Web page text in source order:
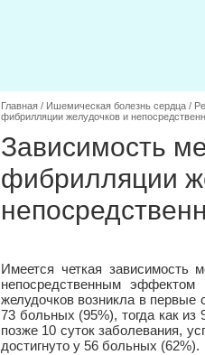
Главная / Ишемическая болезнь сердца /
фибрилляции желудочков и
Зависимость
фибрилляции
Имеется четкая зависимость
непосредственным
желудочков возникла в первые
73 больных (95%), тогда как
позже 10 суток заболевания,
достигнуто у 56 больных (62%).